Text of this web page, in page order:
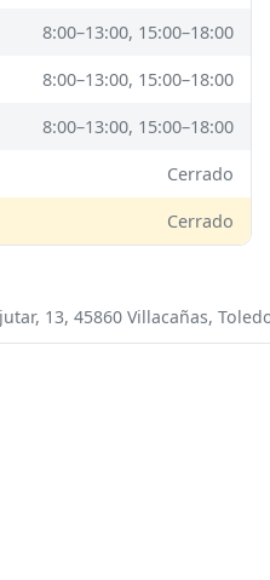
8:00–13:00, 15:00–18:00
8:00–13:00, 15:00–18:00
8:00–13:00, 15:00–18:00
Cerrado
Cerrado
13, 45860 Villacañas,